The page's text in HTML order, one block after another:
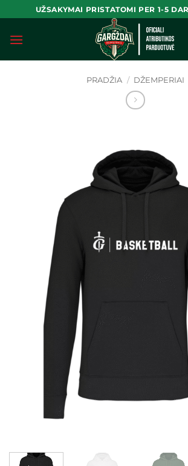
to
content
UŽSAKYMAI PRISTATOMI PER 1-5
PRADŽIA / DŽEMPERIAI